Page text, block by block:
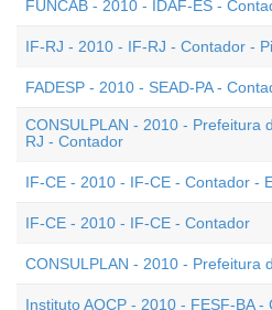
FUNCAB - 2010 - IDAF-ES -
IF-RJ - 2010 - IF-RJ - Contador -
FADESP - 2010 - SEAD-PA -
CONSULPLAN - 2010 - Prefeitura
RJ - Contador
IF-CE - 2010 - IF-CE - Contador -
IF-CE - 2010 - IF-CE - Contador
CONSULPLAN - 2010 - Prefeitura
Instituto AOCP - 2010 - FESF-BA -